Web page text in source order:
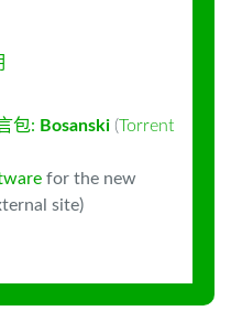
包: Bosanski (Torrent
for the new
site)